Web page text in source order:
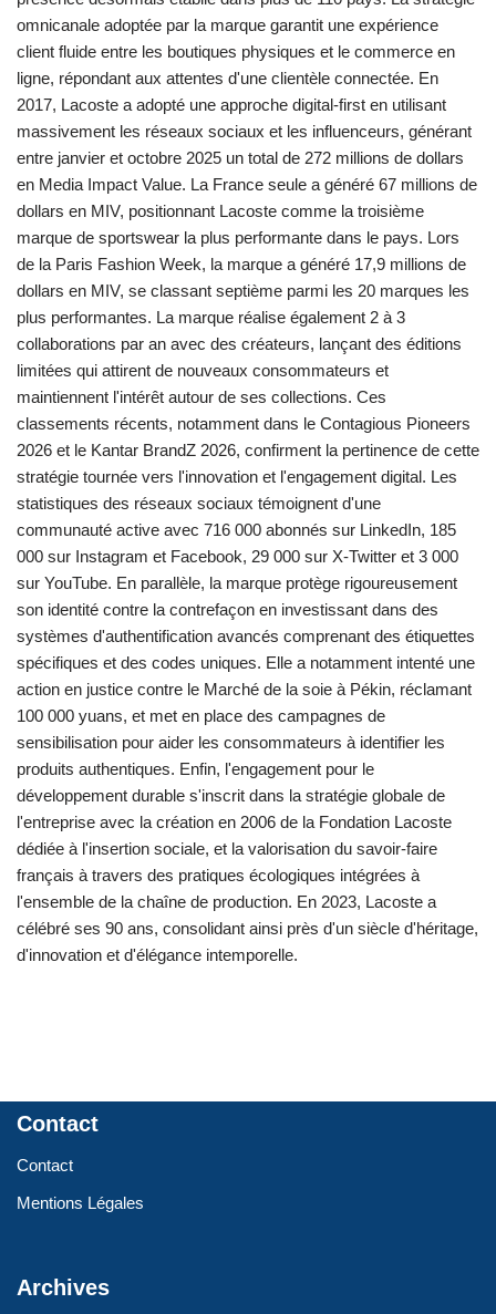
omnicanale adoptée par la marque garantit une expérience
client fluide entre les boutiques physiques et le commerce en
ligne, répondant aux attentes d'une clientèle connectée. En
2017, Lacoste a adopté une approche digital-first en utilisant
massivement les réseaux sociaux et les influenceurs, générant
entre janvier et octobre 2025 un total de 272 millions de dollars
en Media Impact Value. La France seule a généré 67 millions de
dollars en MIV, positionnant Lacoste comme la troisième
marque de sportswear la plus performante dans le pays. Lors
de la Paris Fashion Week, la marque a généré 17,9 millions de
dollars en MIV, se classant septième parmi les 20 marques les
plus performantes. La marque réalise également 2 à 3
collaborations par an avec des créateurs, lançant des éditions
limitées qui attirent de nouveaux consommateurs et
maintiennent l'intérêt autour de ses collections. Ces
classements récents, notamment dans le Contagious Pioneers
2026 et le Kantar BrandZ 2026, confirment la pertinence de cette
stratégie tournée vers l'innovation et l'engagement digital. Les
statistiques des réseaux sociaux témoignent d'une
communauté active avec 716 000 abonnés sur LinkedIn, 185
000 sur Instagram et Facebook, 29 000 sur X-Twitter et 3 000
sur YouTube. En parallèle, la marque protège rigoureusement
son identité contre la contrefaçon en investissant dans des
systèmes d'authentification avancés comprenant des étiquettes
spécifiques et des codes uniques. Elle a notamment intenté une
action en justice contre le Marché de la soie à Pékin, réclamant
100 000 yuans, et met en place des campagnes de
sensibilisation pour aider les consommateurs à identifier les
produits authentiques. Enfin, l'engagement pour le
développement durable s'inscrit dans la stratégie globale de
l'entreprise avec la création en 2006 de la Fondation Lacoste
dédiée à l'insertion sociale, et la valorisation du savoir-faire
français à travers des pratiques écologiques intégrées à
l'ensemble de la chaîne de production. En 2023, Lacoste a
célébré ses 90 ans, consolidant ainsi près d'un siècle d'héritage,
d'innovation et d'élégance intemporelle.
Contact
Contact
Mentions Légales
Archives